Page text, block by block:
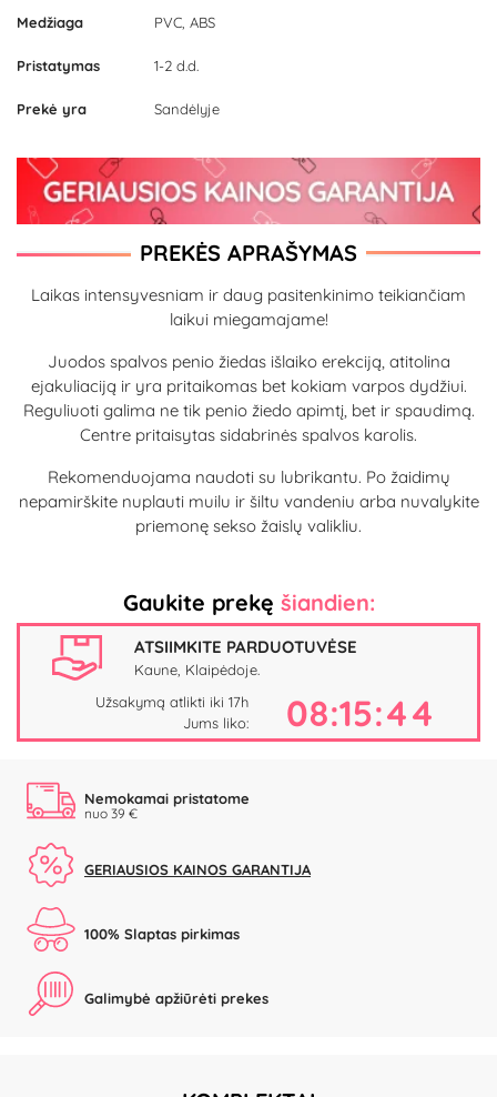
Medžiaga PVC, ABS
Pristatymas 1-2 d.d.
Prekė yra Sandėlyje
PREKĖS APRAŠYMAS
Laikas intensyvesniam ir daug pasitenkinimo teikiančiam
laikui miegamajame!
Juodos spalvos penio žiedas išlaiko erekciją, atitolina
ejakuliaciją ir yra pritaikomas bet kokiam varpos dydžiui.
Reguliuoti galima ne tik penio žiedo apimtį, bet ir spaudimą.
Centre pritaisytas sidabrinės spalvos karolis.
Rekomenduojama naudoti su lubrikantu. Po žaidimų
nepamirškite nuplauti muilu ir šiltu vandeniu arba nuvalykite
priemonę sekso žaislų valikliu.
Gaukite prekę šiandien:
ATSIIMKITE PARDUOTUVĖSE
Kaune, Klaipėdoje.
Užsakymą atlikti iki 17h
Jums liko:
08:15:44
Nemokamai pristatome
nuo 39 €
GERIAUSIOS KAINOS GARANTIJA
100% Slaptas pirkimas
Galimybė apžiūrėti prekes